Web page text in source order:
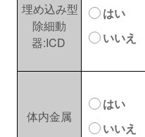
埋め込み型
除細動
器:ICD
はい
いいえ
体内金属
はい
いいえ